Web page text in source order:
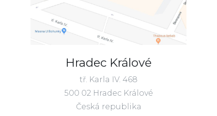
Hradec Králové
tř. Karla IV. 468
500 02 Hradec Králové
Česká republika